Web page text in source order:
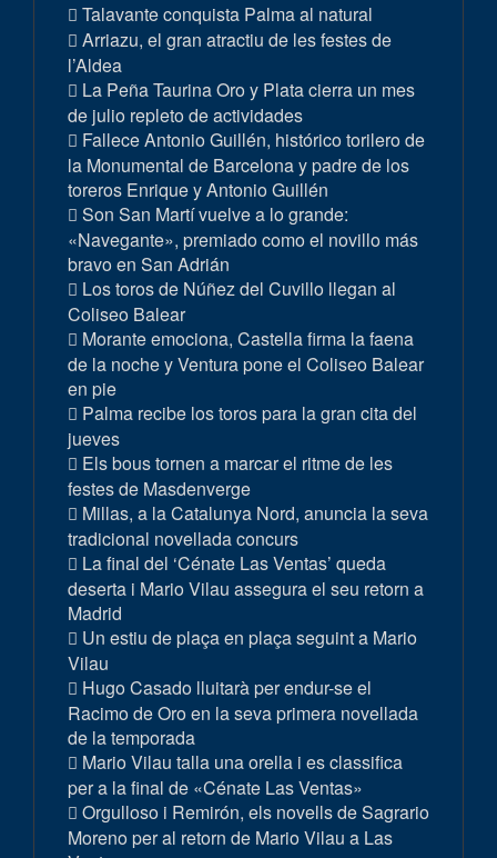
Talavante conquista Palma al natural
Arriazu, el gran atractiu de les festes de
l’Aldea
La Peña Taurina Oro y Plata cierra un mes
de julio repleto de actividades
Fallece Antonio Guillén, histórico torilero de
la Monumental de Barcelona y padre de los
toreros Enrique y Antonio Guillén
Son San Martí vuelve a lo grande:
«Navegante», premiado como el novillo más
bravo en San Adrián
Los toros de Núñez del Cuvillo llegan al
Coliseo Balear
Morante emociona, Castella firma la faena
de la noche y Ventura pone el Coliseo Balear
en pie
Palma recibe los toros para la gran cita del
jueves
Els bous tornen a marcar el ritme de les
festes de Masdenverge
Millas, a la Catalunya Nord, anuncia la seva
tradicional novellada concurs
La final del ‘Cénate Las Ventas’ queda
deserta i Mario Vilau assegura el seu retorn a
Madrid
Un estiu de plaça en plaça seguint a Mario
Vilau
Hugo Casado lluitarà per endur-se el
Racimo de Oro en la seva primera novellada
de la temporada
Mario Vilau talla una orella i es classifica
per a la final de «Cénate Las Ventas»
Orgulloso i Remirón, els novells de Sagrario
Moreno per al retorn de Mario Vilau a Las